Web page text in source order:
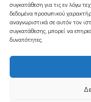
συγκατάθεση για τις εν λόγω
δεδομένα προσωπικού
αναγνωριστικά σε αυτόν τον
συγκατάθεσης, μπορεί να
δυνατότητες.
Εγγραφείτε στο